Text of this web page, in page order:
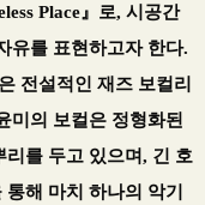
Place 』 로, 시공간
유를 표현하고자 한다.
전설적인 재즈 보컬리
미의 보컬은 정형화된
를 두고 있으며, 긴 호
해 마치 하나의 악기